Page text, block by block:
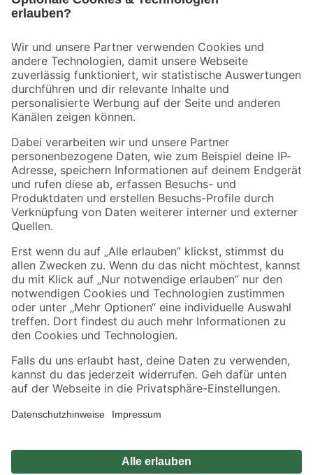
Der toom Newsletter: Keine Angebote und Aktionen mehr verpassen!
Zur Newsletter Anmeldung
Folge uns
Zahlungsarten Versandarten
Sicher einkaufen
Jetzt die toom-App herunterladen
Alle Preisangaben in EUR inkl. gesetzl. MwSt.. Die dargestellten Angebote sind unter
Umständen nicht in allen Märkten verfügbar. Die angegebenen Verfügbarkeiten beziehen
Produkte nur solange der Vorrat reicht.
*Paketversand ab 59 € versandkostenfrei, gilt nicht für Artikel mit Speditionsversand, hier
Privatsphäre Impressum